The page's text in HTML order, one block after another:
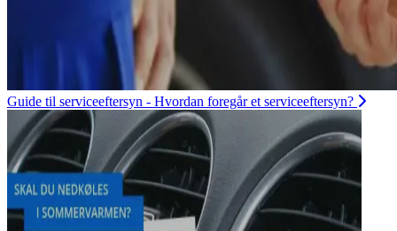
Guide til serviceeftersyn - Hvordan foregår et serviceeftersyn?